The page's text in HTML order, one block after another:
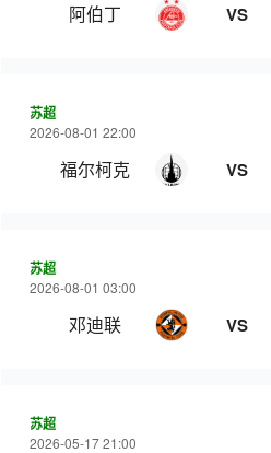
阿伯丁 VS
苏超
2026-08-01 22:00
福尔柯克 VS
苏超
2026-08-01 03:00
邓迪联 VS
苏超
2026-05-17 21:00